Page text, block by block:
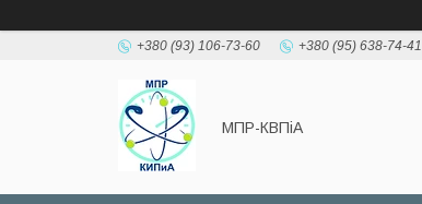
+380 (93) 106-73-60 +380 (95) 638-74-41
МПР-КВПіА